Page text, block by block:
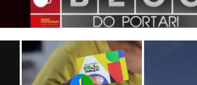
casa desabitada e furtam bicicleta,
no Centro de Frutal
em investimentos, obras de melhoria
seguem em ritmo avançado